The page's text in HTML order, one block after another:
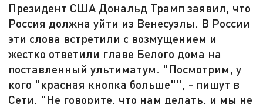
Президент США Дональд Трамп заявил, что
Россия должна уйти из Венесуэлы. В России
эти слова встретили с возмущением и
жестко ответили главе Белого дома на
поставленный ультиматум. "Посмотрим, у
кого "красная кнопка больше"", - пишут в
Сети. "Не говорите, что нам делать, и мы не